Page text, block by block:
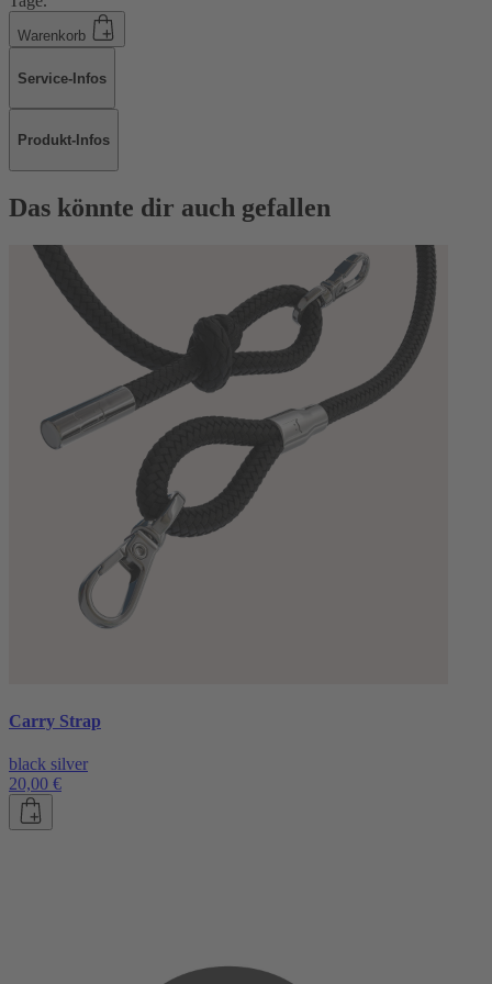
Warenkorb
Service-Infos
Produkt-Infos
Das könnte dir auch gefallen
Carry Strap
black silver
20,00 €